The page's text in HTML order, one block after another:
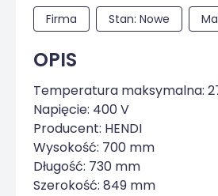
Firma Stan: Nowe
OPIS
Temperatura maksymalna:
Napięcie: 400 V
Producent: HENDI
Wysokość: 700 mm
Długość: 730 mm
Szerokość: 849 mm